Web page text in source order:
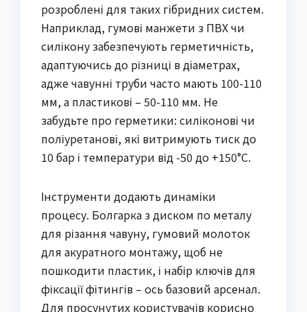
розроблені для таких гібридних систем.
Наприклад, гумові манжети з ПВХ чи
силікону забезпечують герметичність,
адаптуючись до різниці в діаметрах,
адже чавунні труби часто мають 100-110
мм, а пластикові – 50-110 мм. Не
забудьте про герметики: силіконові чи
поліуретанові, які витримують тиск до
10 бар і температури від -50 до +150°C.
Інструменти додають динаміки
процесу. Болгарка з диском по металу
для різання чавуну, гумовий молоток
для акуратного монтажу, щоб не
пошкодити пластик, і набір ключів для
фіксації фітингів – ось базовий арсенал.
Для просунутих користувачів корисно